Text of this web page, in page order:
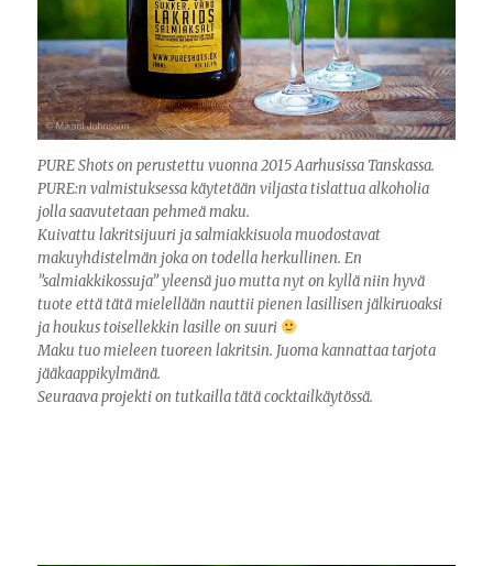
PURE Shots on perustettu vuonna 2015 Aarhusissa Tanskassa.
PURE:n valmistuksessa käytetään viljasta tislattua alkoholia
jolla saavutetaan pehmeä maku.
Kuivattu lakritsijuuri ja salmiakkisuola muodostavat
makuyhdistelmän joka on todella herkullinen. En
”salmiakkikossuja” yleensä juo mutta nyt on kyllä niin hyvä
tuote että tätä mielellään nauttii pienen lasillisen jälkiruoaksi
ja houkus toisellekkin lasille on suuri
Maku tuo mieleen tuoreen lakritsin. Juoma kannattaa tarjota
jääkaappikylmänä.
Seuraava projekti on tutkailla tätä cocktailkäytössä.